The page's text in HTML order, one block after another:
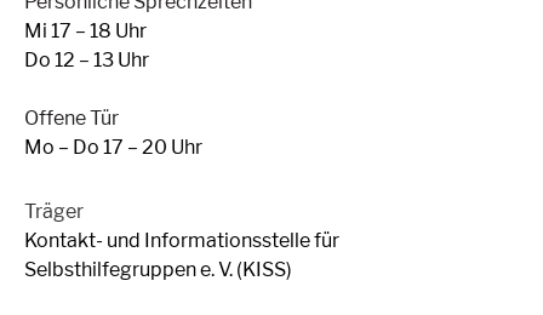
Mi 17 – 18 Uhr
Do 12 – 13 Uhr
Offene Tür
Mo – Do 17 – 20 Uhr
Träger
Kontakt- und Informationsstelle für
Selbsthilfegruppen e. V. (KISS)